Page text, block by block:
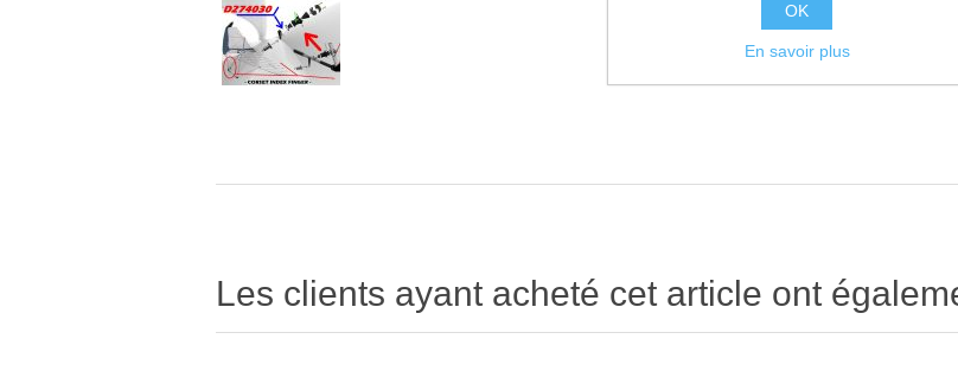
Les clients ayant acheté cet article ont
OK
En savoir plus